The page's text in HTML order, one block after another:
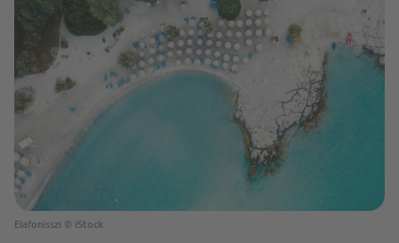
Elafonisszi © iStock